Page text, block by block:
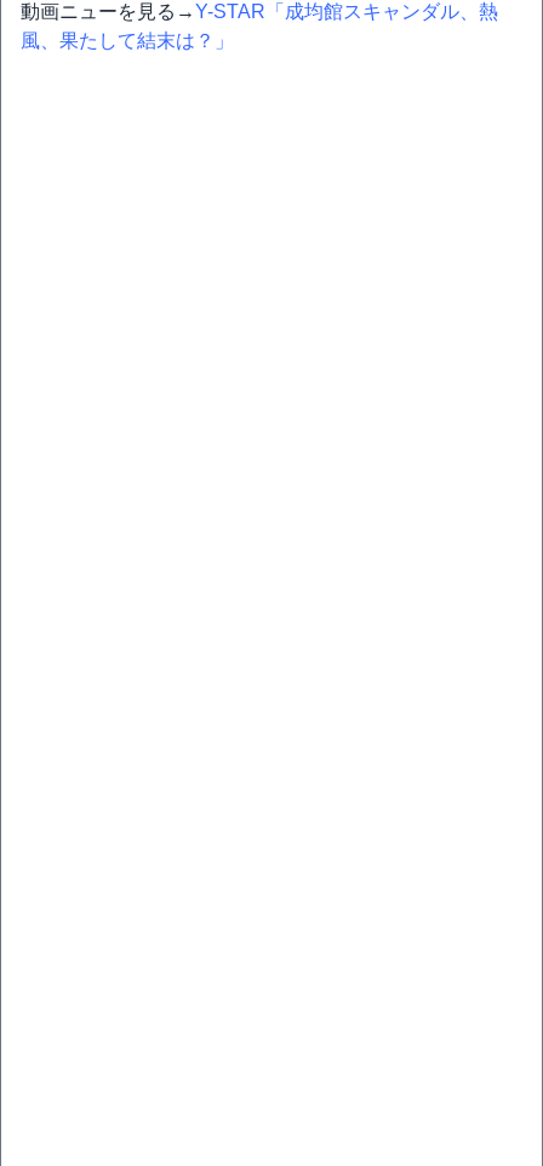
動画ニューを見る→Y-STAR「成均館スキャンダル、熱
風、果たして結末は？」